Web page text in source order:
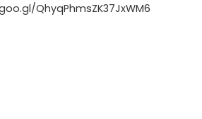
QhyqPhmsZK37JxWM6